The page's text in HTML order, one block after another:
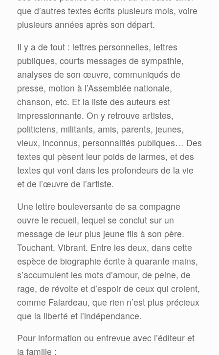
que d’autres textes écrits plusieurs mois, voire
plusieurs années après son départ.
Il y a de tout : lettres personnelles, lettres
publiques, courts messages de sympathie,
analyses de son œuvre, communiqués de
presse, motion à l’Assemblée nationale,
chanson, etc. Et la liste des auteurs est
impressionnante. On y retrouve artistes,
politiciens, militants, amis, parents, jeunes,
vieux, inconnus, personnalités publiques… Des
textes qui pèsent leur poids de larmes, et des
textes qui vont dans les profondeurs de la vie
et de l’œuvre de l’artiste.
Une lettre bouleversante de sa compagne
ouvre le recueil, lequel se conclut sur un
message de leur plus jeune fils à son père.
Touchant. Vibrant. Entre les deux, dans cette
espèce de biographie écrite à quarante mains,
s’accumulent les mots d’amour, de peine, de
rage, de révolte et d’espoir de ceux qui croient,
comme Falardeau, que rien n’est plus précieux
que la liberté et l’indépendance.
Pour information ou entrevue avec l’éditeur et
la famille :